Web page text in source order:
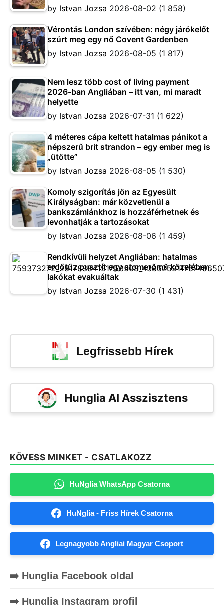
by Istvan Jozsa 2026-08-02 (1 858)
Vérontás London szívében: négy járókelőt
szúrt meg egy nő Covent Gardenben
by Istvan Jozsa 2026-08-05 (1 817)
Nem lesz több cost of living payment
2026-ban Angliában – itt van, mi maradt
helyette
by Istvan Jozsa 2026-07-31 (1 622)
4 méteres cápa keltett hatalmas pánikot a
népszerű brit strandon – egy ember meg is
„ütötte”
by Istvan Jozsa 2026-08-05 (1 530)
Komoly szigorítás jön az Egyesült
Királyságban: már közvetlenül a
bankszámlánkhoz is hozzáférhetnek és
levonhatják a tartozásokat
by Istvan Jozsa 2026-08-06 (1 459)
Rendkívüli helyzet Angliában: hatalmas
erdőtűz pusztít egy atomerőmű közelében,
lakókat evakuáltak
by Istvan Jozsa 2026-07-30 (1 431)
Legfrissebb Hírek
Hunglia AI Asszisztens
KÖVESS MINKET - CSATLAKOZZ
HuNglia WhatsApp Csatorna
HuNglia - Friss Hírek Csatorna
Legnagyobb Angliai Magyar Csoport
➡️ Hunglia Facebook oldal
➡️ Hunglia Instagram profil